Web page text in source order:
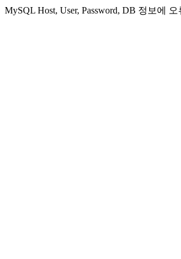
MySQL Host, User, Password, DB 정보에